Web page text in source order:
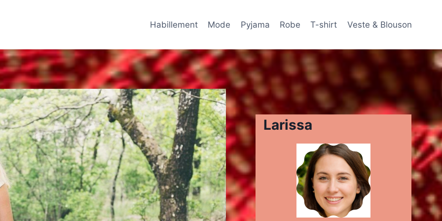
Habillement Mode Pyjama Robe T-shirt Veste & Blouson
Larissa